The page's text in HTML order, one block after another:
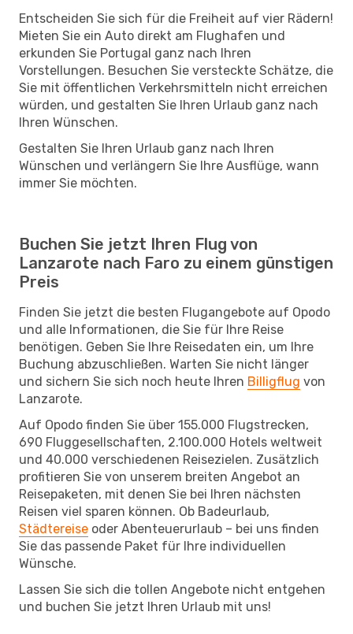
Entscheiden Sie sich für die Freiheit auf vier Rädern!
Mieten Sie ein Auto direkt am Flughafen und
erkunden Sie Portugal ganz nach Ihren
Vorstellungen. Besuchen Sie versteckte Schätze, die
Sie mit öffentlichen Verkehrsmitteln nicht erreichen
würden, und gestalten Sie Ihren Urlaub ganz nach
Ihren Wünschen.
Gestalten Sie Ihren Urlaub ganz nach Ihren
Wünschen und verlängern Sie Ihre Ausflüge, wann
immer Sie möchten.
Buchen Sie jetzt Ihren Flug von
Lanzarote nach Faro zu einem günstigen
Preis
Finden Sie jetzt die besten Flugangebote auf Opodo
und alle Informationen, die Sie für Ihre Reise
benötigen. Geben Sie Ihre Reisedaten ein, um Ihre
Buchung abzuschließen. Warten Sie nicht länger
und sichern Sie sich noch heute Ihren Billigflug von
Lanzarote.
Auf Opodo finden Sie über 155.000 Flugstrecken,
690 Fluggesellschaften, 2.100.000 Hotels weltweit
und 40.000 verschiedenen Reisezielen. Zusätzlich
profitieren Sie von unserem breiten Angebot an
Reisepaketen, mit denen Sie bei Ihren nächsten
Reisen viel sparen können. Ob Badeurlaub,
Städtereise oder Abenteuerurlaub – bei uns finden
Sie das passende Paket für Ihre individuellen
Wünsche.
Lassen Sie sich die tollen Angebote nicht entgehen
und buchen Sie jetzt Ihren Urlaub mit uns!